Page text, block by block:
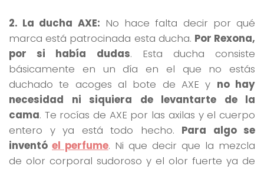
2. La ducha AXE: No hace falta decir por qué
marca está patrocinada esta ducha. Por Rexona,
por si había dudas. Esta ducha consiste
básicamente en un día en el que no estás
duchado te acoges al bote de AXE y no hay
necesidad ni siquiera de levantarte de la
cama. Te rocías de AXE por las axilas y el cuerpo
entero y ya está todo hecho. Para algo se
inventó el perfume. Ni que decir que la mezcla
de olor corporal sudoroso y el olor fuerte ya de